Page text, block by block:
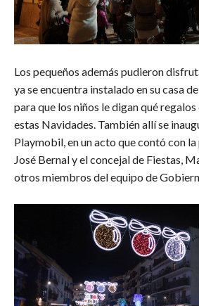
Los pequeños además pudieron
ya se encuentra instalado en su casa
para que los niños le digan qué
estas Navidades. También allí se
Playmobil, en un acto que contó con la
José Bernal y el concejal de Fiestas,
otros miembros del equipo de